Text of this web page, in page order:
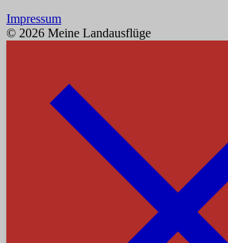
Impressum
© 2026 Meine Landausflüge